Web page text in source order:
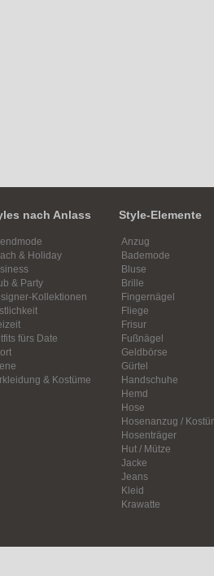
nach Anlass
& Holiday
& Party
Kollektionen
fürs Date
& Kostüme
Style-Elemente
Anzug
Bademode
Bluse
Brille
Fingernägel
Fliege
Frisur
Fußnägel
Geldbörse
Gürtel
Handschuhe
Hemd
Hose
Hosenanzug /
Hosenträger
Hut / Mütze
Jacke
Jeans
Kleid
Krawatte